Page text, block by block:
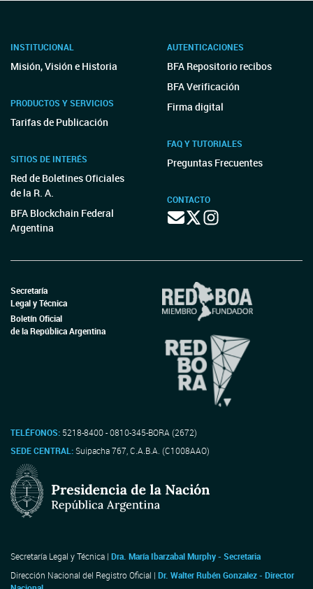
INSTITUCIONAL
Misión, Visión e Historia
PRODUCTOS Y SERVICIOS
Tarifas de Publicación
SITIOS DE INTERÉS
Red de Boletines Oficiales
de la R. A.
BFA Blockchain Federal
Argentina
AUTENTICACIONES
BFA Repositorio recibos
BFA Verificación
Firma digital
FAQ Y TUTORIALES
Preguntas Frecuentes
CONTACTO
Secretaría
Legal y Técnica
Boletín Oficial
de la República Argentina
TELÉFONOS: 5218-8400 - 0810-345-BORA (2672)
SEDE CENTRAL:Suipacha 767, C.A.B.A. (C1008AAO)
Secretaría Legal y Técnica | Dra. María Ibarzabal Murphy - Secretaria
Dirección Nacional del Registro Oficial | Dr. Walter Rubén Gonzalez - Director